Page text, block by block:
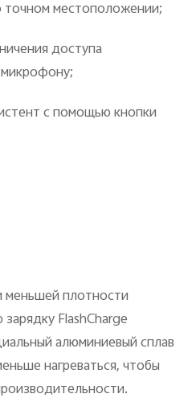
местоположении;
доступа
с помощью кнопки
меньшей плотности
FlashCharge
алюминиевый сплав
нагреваться, чтобы